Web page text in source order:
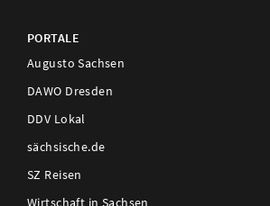
PORTALE
Augusto Sachsen
DAWO Dresden
DDV Lokal
sächsische.de
SZ Reisen
Wirtschaft in Sachsen